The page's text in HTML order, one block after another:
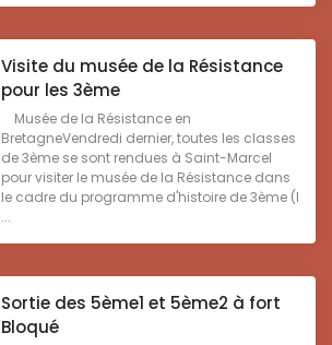
Visite du musée de la Résistance
pour les 3ème
Musée de la Résistance en
BretagneVendredi dernier, toutes les classes
de 3ème se sont rendues à Saint-Marcel
pour visiter le musée de la Résistance dans
le cadre du programme d'histoire de 3ème (l
...
Sortie des 5ème1 et 5ème2 à fort
Bloqué